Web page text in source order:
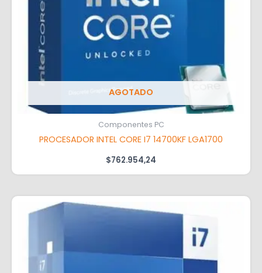
AGOTADO
Componentes PC
PROCESADOR INTEL CORE I7 14700KF LGA1700
$762.954,24